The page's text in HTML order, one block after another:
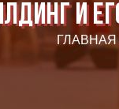
и
ГЛАВНАЯ